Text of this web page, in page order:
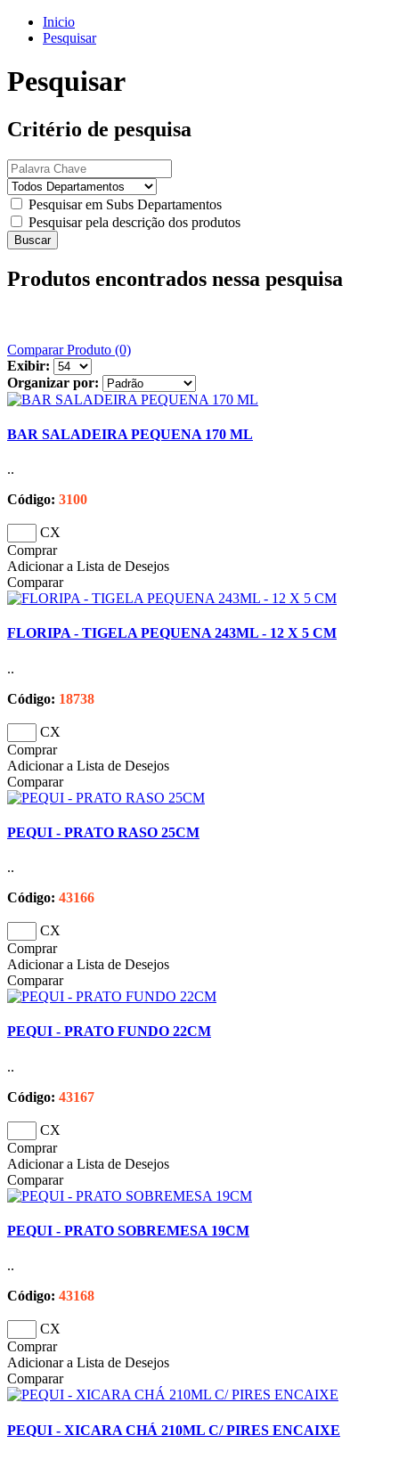
Inicio
Pesquisar
Pesquisar
Critério de pesquisa
Pesquisar em Subs Departamentos
Pesquisar pela descrição dos produtos
Produtos encontrados nessa pesquisa
Comparar Produto (0)
Exibir:
Organizar por:
BAR SALADEIRA PEQUENA 170 ML
..
Código: 3100
CX
Comprar
Adicionar a Lista de Desejos
Comparar
FLORIPA - TIGELA PEQUENA 243ML - 12 X 5 CM
..
Código: 18738
CX
Comprar
Adicionar a Lista de Desejos
Comparar
PEQUI - PRATO RASO 25CM
..
Código: 43166
CX
Comprar
Adicionar a Lista de Desejos
Comparar
PEQUI - PRATO FUNDO 22CM
..
Código: 43167
CX
Comprar
Adicionar a Lista de Desejos
Comparar
PEQUI - PRATO SOBREMESA 19CM
..
Código: 43168
CX
Comprar
Adicionar a Lista de Desejos
Comparar
PEQUI - XICARA CHÁ 210ML C/ PIRES ENCAIXE